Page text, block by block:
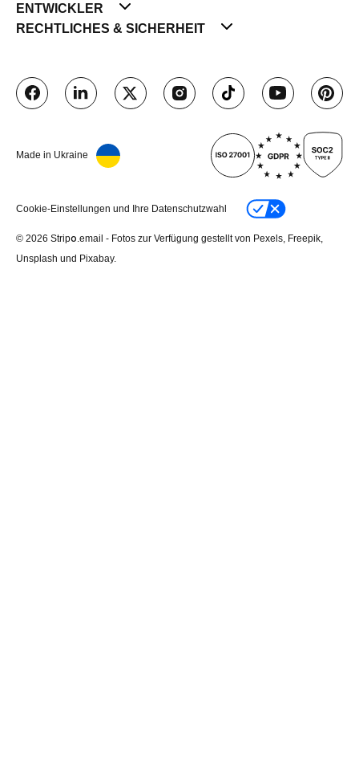
ENTWICKLER
RECHTLICHES & SICHERHEIT
Made in Ukraine
Cookie-Einstellungen und Ihre Datenschutzwahl
© 2026 Stripо.email - Fotos zur Verfügung gestellt von Pexels, Freepik,
Unsplash und Pixabay.